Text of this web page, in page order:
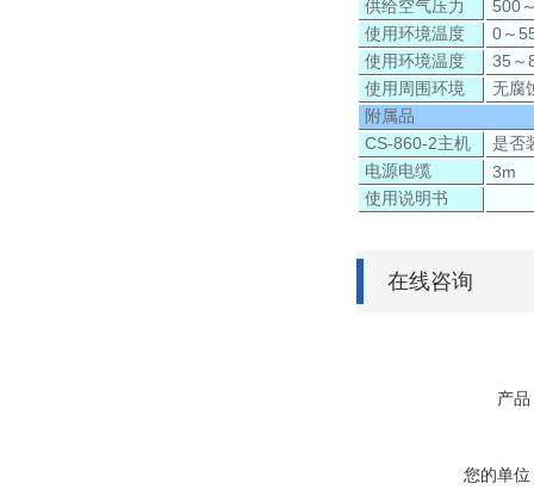
供给空气压力
500
使用环境温度
0～
使用环境温度
35～
使用周围环境
无腐
附属品
CS-860-2主机
是否
电源电缆
3m
使用说明书
在线咨询
产品
您的单位